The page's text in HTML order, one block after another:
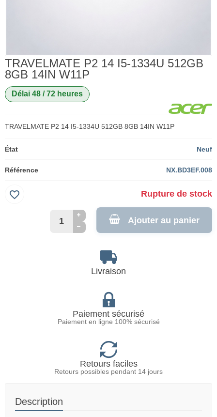
TRAVELMATE P2 14 I5-1334U 512GB
8GB 14IN W11P
Délai 48 / 72 heures
TRAVELMATE P2 14 I5-1334U 512GB 8GB 14IN W11P
État Neuf
Référence NX.BD3EF.008
Rupture de stock
Ajouter au panier
favorite_border
Livraison
Paiement sécurisé
Paiement en ligne 100% sécurisé
Retours faciles
Retours possibles pendant 14 jours
Description